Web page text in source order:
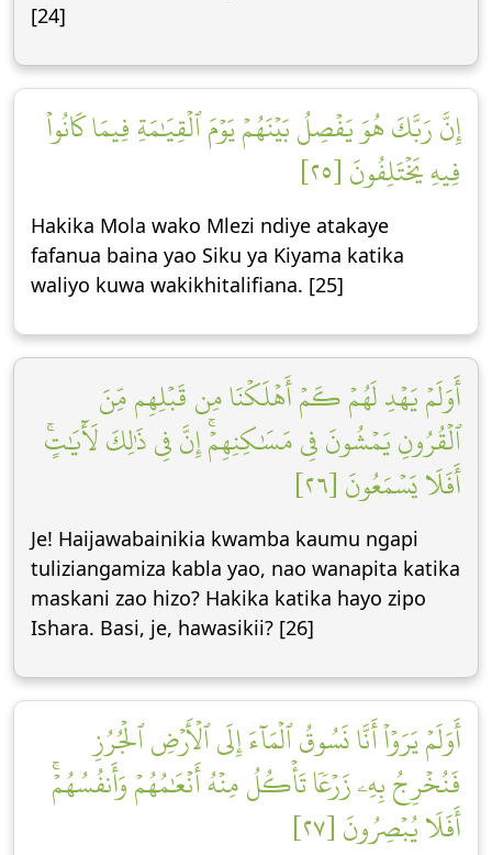
[24]
إِنَّ رَبَّكَ هُوَ يَفۡصِلُ بَيۡنَهُمۡ يَوۡمَ ٱلۡقِيَٰمَةِ فِيمَا كَانُواْ
فِيهِ يَخۡتَلِفُونَ [٢٥]
Hakika Mola wako Mlezi ndiye atakaye
fafanua baina yao Siku ya Kiyama katika
waliyo kuwa wakikhitalifiana. [25]
أَوَلَمۡ يَهۡدِ لَهُمۡ كَمۡ أَهۡلَكۡنَا مِن قَبۡلِهِم مِّنَ
ٱلۡقُرُونِ يَمۡشُونَ فِي مَسَٰكِنِهِمۡۚ إِنَّ فِي ذَٰلِكَ لَأٓيَٰتٍۚ
أَفَلَا يَسۡمَعُونَ [٢٦]
Je! Haijawabainikia kwamba kaumu ngapi
tuliziangamiza kabla yao, nao wanapita katika
maskani zao hizo? Hakika katika hayo zipo
Ishara. Basi, je, hawasikii? [26]
أَوَلَمۡ يَرَوۡاْ أَنَّا نَسُوقُ ٱلۡمَآءَ إِلَى ٱلۡأَرۡضِ ٱلۡجُرُزِ
فَنُخۡرِجُ بِهِۦ زَرۡعٗا تَأۡكُلُ مِنۡهُ أَنۡعَٰمُهُمۡ وَأَنفُسُهُمۡۚ
أَفَلَا يُبۡصِرُونَ [٢٧]